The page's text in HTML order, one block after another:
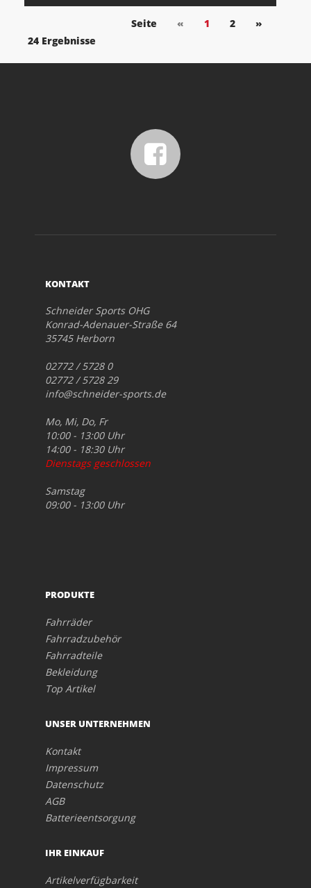
Seite « 1 2
»
24 Ergebnisse
KONTAKT
Schneider Sports OHG
Konrad-Adenauer-Straße 64
35745 Herborn
02772 / 5728 0
02772 / 5728 29
info@schneider-sports.de
Mo, Mi, Do, Fr
10:00 - 13:00 Uhr
14:00 - 18:30 Uhr
Dienstags geschlossen
Samstag
09:00 - 13:00 Uhr
PRODUKTE
Fahrräder
Fahrradzubehör
Fahrradteile
Bekleidung
Top Artikel
UNSER UNTERNEHMEN
Kontakt
Impressum
Datenschutz
AGB
Batterieentsorgung
IHR EINKAUF
Artikelverfügbarkeit